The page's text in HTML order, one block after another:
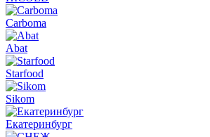
Carboma
Abat
Starfood
Sikom
Екатеринбург